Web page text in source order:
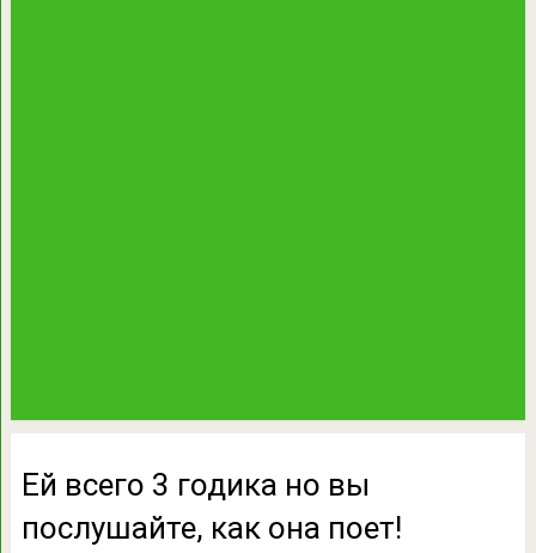
Ей всего 3 годика но вы
послушайте, как она поет!